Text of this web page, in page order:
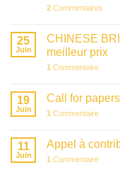
2 Commentaires
25
Juin
CHINESE
meilleur prix
1 Commentaire
19
Juin
Call for
1 Commentaire
11
Juin
Appel à
1 Commentaire